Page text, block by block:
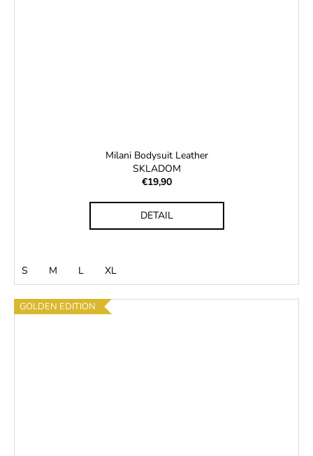
Milani Bodysuit Leather
SKLADOM
€19,90
DETAIL
S M L XL
GOLDEN EDITION